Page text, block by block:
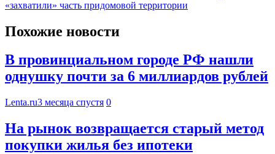
«захватили» часть придомовой территории
Похожие новости
В провинциальном городе РФ нашли
однушку почти за 6 миллиардов рублей
Lenta.ru3 месяца спустя 0
На рынок возвращается старый метод
покупки жилья без ипотеки